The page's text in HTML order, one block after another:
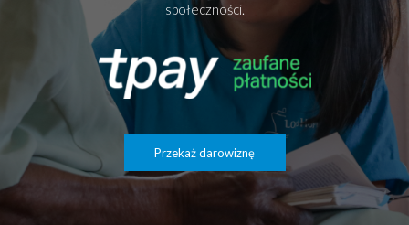
społeczności.
Przekaż darowiznę